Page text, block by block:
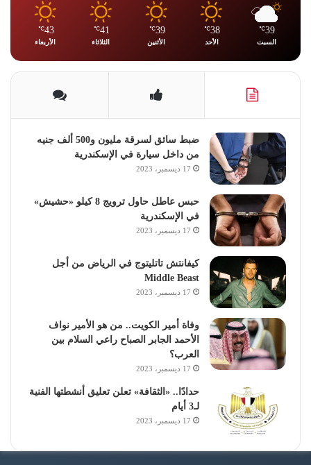
39
℃
السبت
38
℃
الأحد
39
℃
الأثنين
41
℃
الثلاثاء
43
℃
الأربعاء
ضبط سائق لسرقة مليون و500 ألف جنيه
من داخل سيارة في الإسكندرية
17 ديسمبر، 2023
حبس عاطل حاول ترويج 8 كيلو «حشيش»
في الإسكندرية
17 ديسمبر، 2023
كيفانتش تاتليتوج في الرياض من أجل
Middle Beast
17 ديسمبر، 2023
وفاة أمير الكويت.. من هو الأمير نواف
الأحمد الجابر الصباح راعي السلام بين
العرب؟
17 ديسمبر، 2023
حدادًا.. «الثقافة» تعلن تعليق أنشطتها الفنية
لـ3 أيام
17 ديسمبر، 2023